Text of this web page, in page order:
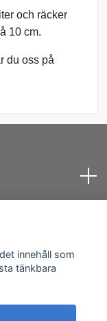
och räcker
10 cm.
du oss på
innehåll som
tänkbara